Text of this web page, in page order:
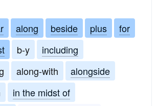
along beside plus
for
b-y
including
along-with
alongside
in the midst of